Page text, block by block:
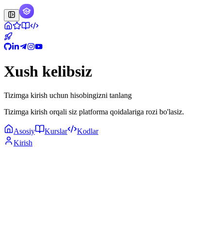
Xush kelibsiz
Tizimga kirish uchun hisobingizni tanlang
Tizimga kirish orqali siz platforma qoidalariga rozi bo'lasiz.
Asosiy Kurslar
Kodlar
Kirish